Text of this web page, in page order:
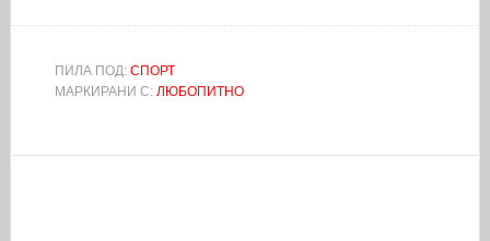
ПИЛА ПОД: СПОРТ
МАРКИРАНИ С: ЛЮБОПИТНО